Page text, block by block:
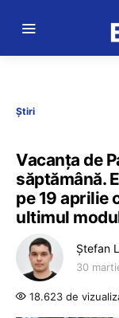
Știri
Vacanța de
săptămână.
pe 19 aprilie
ultimul
Ștefan
30
18.623 de